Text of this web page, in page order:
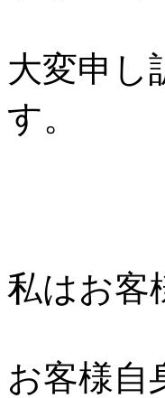
大変申し
す。
私はお客
お客様自